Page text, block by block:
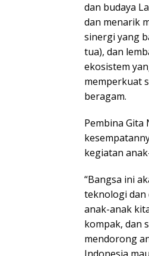
dan budaya
dan menarik
sinergi yang
tua), dan
ekosistem
memperkuat
beragam.
Pembina Gita
kegiatan
“Bangsa ini
teknologi dan
anak-anak
kompak, dan
mendorong